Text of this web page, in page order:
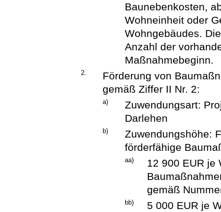
Baunebenkosten,
Wohneinheit oder
Wohngebäudes.
Anzahl der
Maßnahmebeginn.
2.
Förderung von
gemäß Ziffer II Nr. 2:
a)
Zuwendungsart:
Darlehen
b)
Zuwendungshöhe:
förderfähige
aa)
12 900 EUR je
gemäß
bb)
5 000 EUR je